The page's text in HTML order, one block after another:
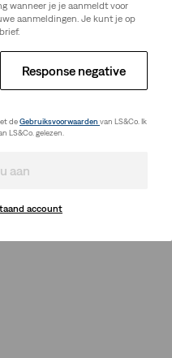
wanneer je je aanmeldt voor
aanmeldingen. Je kunt je op
Response negative
deGebruiksvoorwaarden van LS&Co. Ik
LS&Co. gelezen.
aan
account